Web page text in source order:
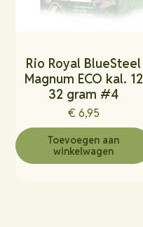
Rio Royal BlueSteel
Magnum ECO kal. 12
32 gram #4
€6,95
Toevoegen aan
winkelwagen